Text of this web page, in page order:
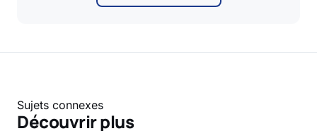
Sujets connexes
Découvrir plus